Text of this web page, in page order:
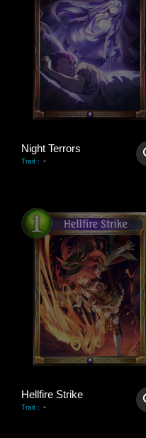
Night Terrors
Trait : -
Hellfire Strike
Trait : -